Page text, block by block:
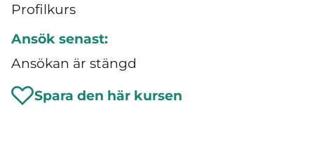
Profilkurs
Ansök senast:
Ansökan är stängd
Spara den här kursen